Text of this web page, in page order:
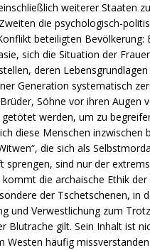
weiterer Staaten
die psychologisch-
beteiligten Bevölkerung:
sich die Situation der
deren
Generation systematisch
Söhne vor ihren Augen
werden, um zu
diese Menschen inzwischen
die sich als
sprengen, sind nur der
die archaische Ethik der
der Tschetschenen, in
und Verwestlichung zum
Blutrache gilt. Sein Inhalt ist
Westen häufig